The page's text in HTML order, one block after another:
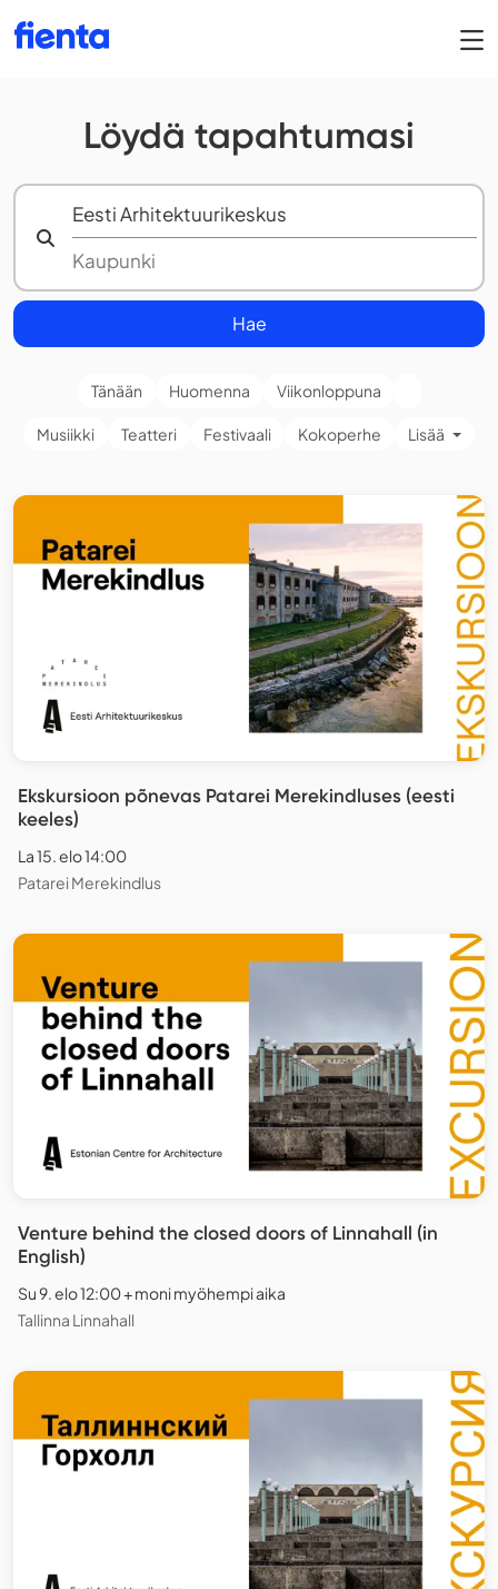
Löydä tapahtumasi
Hae
Tänään Huomenna Viikonloppuna
Musiikki Teatteri Festivaali Kokoperhe Lisää
Ekskursioon põnevas Patarei Merekindluses (eesti
keeles)
La 15. elo 14:00
Patarei Merekindlus
Venture behind the closed doors of Linnahall (in
English)
Su 9. elo 12:00 + moni myöhempi aika
Tallinna Linnahall